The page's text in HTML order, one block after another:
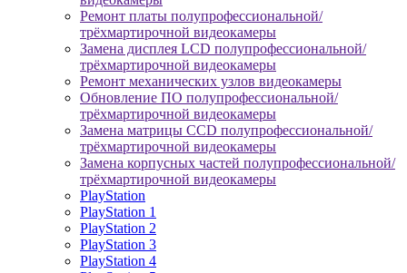
Ремонт платы полупрофессиональной/
трёхмартирочной видеокамеры
Замена дисплея LCD полупрофессиональной/
трёхмартирочной видеокамеры
Ремонт механических узлов видеокамеры
Обновление ПО полупрофессиональной/
трёхмартирочной видеокамеры
Замена матрицы CCD полупрофессиональной/
трёхмартирочной видеокамеры
Замена корпусных частей полупрофессиональной/
трёхмартирочной видеокамеры
PlayStation
PlayStation 1
PlayStation 2
PlayStation 3
PlayStation 4